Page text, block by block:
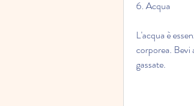
6. Acqua
L'acqua è
corporea. Bevi
gassate.